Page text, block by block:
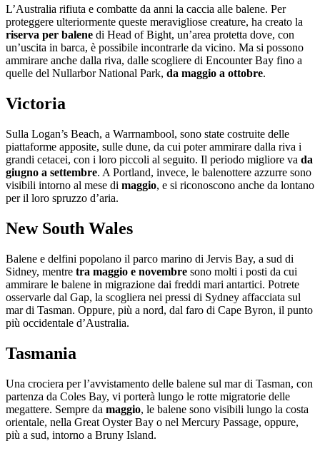
L’Australia rifiuta e combatte da anni la caccia alle balene. Per
proteggere ulteriormente queste meravigliose creature, ha creato la
riserva per balene di Head of Bight, un’area protetta dove, con
un’uscita in barca, è possibile incontrarle da vicino. Ma si possono
ammirare anche dalla riva, dalle scogliere di Encounter Bay fino a
quelle del Nullarbor National Park, da maggio a ottobre.
Victoria
Sulla Logan’s Beach, a Warrnambool, sono state costruite delle
piattaforme apposite, sulle dune, da cui poter ammirare dalla riva i
grandi cetacei, con i loro piccoli al seguito. Il periodo migliore va da
giugno a settembre. A Portland, invece, le balenottere azzurre sono
visibili intorno al mese di maggio, e si riconoscono anche da lontano
per il loro spruzzo d’aria.
New South Wales
Balene e delfini popolano il parco marino di Jervis Bay, a sud di
Sidney, mentre tra maggio e novembre sono molti i posti da cui
ammirare le balene in migrazione dai freddi mari antartici. Potrete
osservarle dal Gap, la scogliera nei pressi di Sydney affacciata sul
mar di Tasman. Oppure, più a nord, dal faro di Cape Byron, il punto
più occidentale d’Australia.
Tasmania
Una crociera per l’avvistamento delle balene sul mar di Tasman, con
partenza da Coles Bay, vi porterà lungo le rotte migratorie delle
megattere. Sempre da maggio, le balene sono visibili lungo la costa
orientale, nella Great Oyster Bay o nel Mercury Passage, oppure,
più a sud, intorno a Bruny Island.